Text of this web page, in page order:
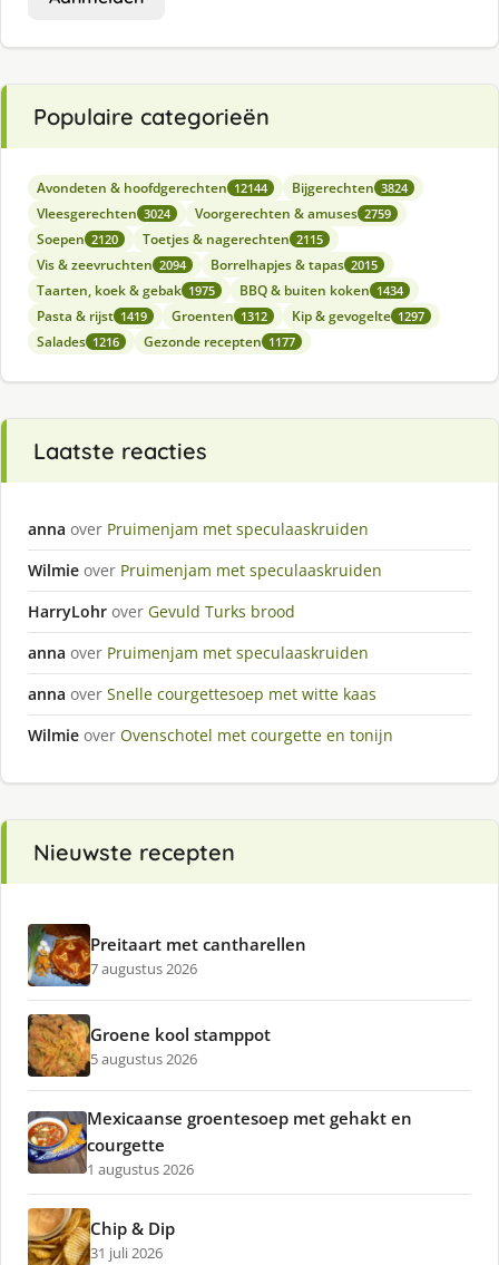
Populaire categorieën
Avondeten & hoofdgerechten 12144 Bijgerechten 3824
Vleesgerechten 3024 Voorgerechten & amuses 2759
Soepen 2120 Toetjes & nagerechten 2115
Vis & zeevruchten 2094 Borrelhapjes & tapas 2015
Taarten, koek & gebak 1975 BBQ & buiten koken 1434
Pasta & rijst 1419 Groenten 1312 Kip & gevogelte 1297
Salades 1216 Gezonde recepten 1177
Laatste reacties
anna over Pruimenjam met speculaaskruiden
Wilmie over Pruimenjam met speculaaskruiden
HarryLohr over Gevuld Turks brood
anna over Pruimenjam met speculaaskruiden
anna over Snelle courgettesoep met witte kaas
Wilmie over Ovenschotel met courgette en tonijn
Nieuwste recepten
Preitaart met cantharellen
7 augustus 2026
Groene kool stamppot
5 augustus 2026
Mexicaanse groentesoep met gehakt en
courgette
1 augustus 2026
Chip & Dip
31 juli 2026